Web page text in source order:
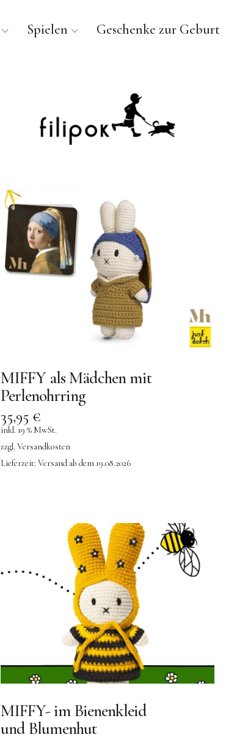
Spielen Geschenke zur Geburt
MIFFY als Mädchen mit
Perlenohrring
35,95 €
inkl. 19 % MwSt.
zzgl.Versandkosten
Lieferzeit:Versand ab dem 19.08.2026
MIFFY- im Bienenkleid
und Blumenhut